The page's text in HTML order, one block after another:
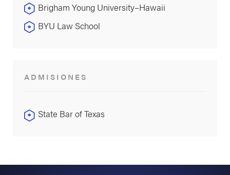
Brigham Young University–Hawaii
BYU Law School
ADMISIONES
State Bar of Texas